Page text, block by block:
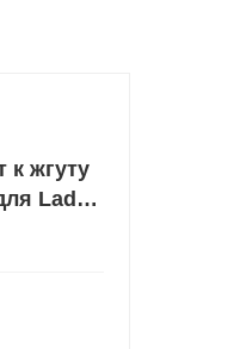
к жгуту
Lada